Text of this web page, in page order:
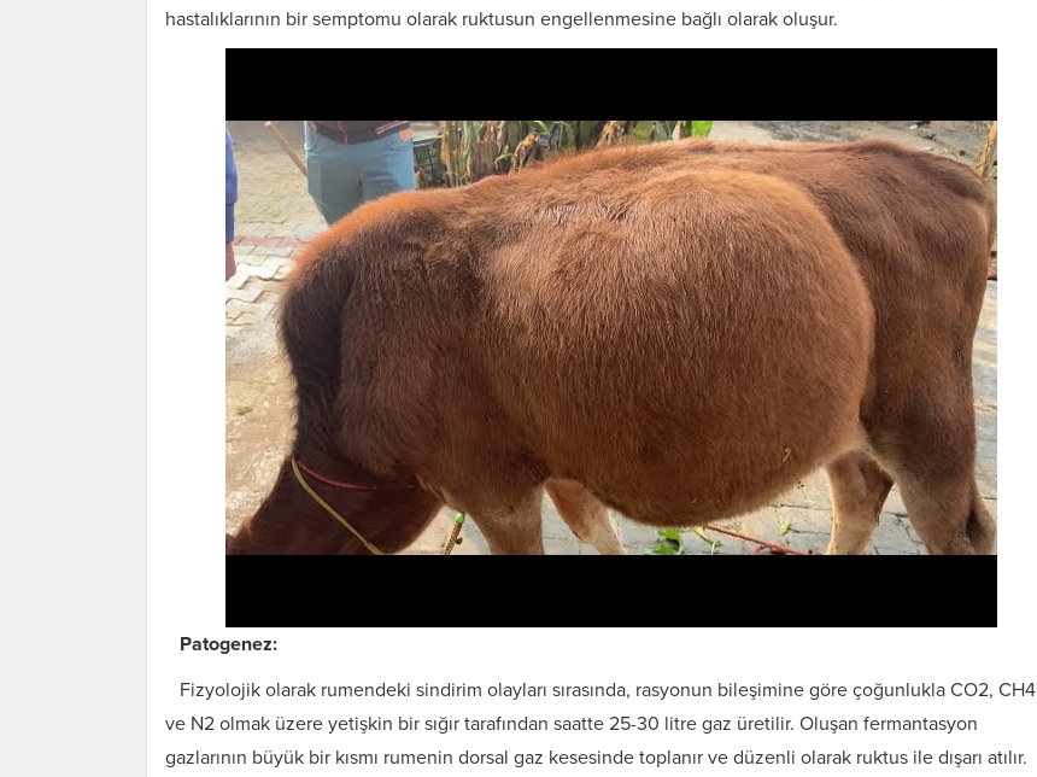
hastalıklarının bir semptomu olarak ruktusun engellenmesine bağlı olarak oluşur.
Patogenez:
Fizyolojik olarak rumendeki sindirim olayları sırasında, rasyonun bileşimine göre çoğunlukla CO2, CH4
ve N2 olmak üzere yetişkin bir sığır tarafından saatte 25-30 litre gaz üretilir. Oluşan fermantasyon
gazlarının büyük bir kısmı rumenin dorsal gaz kesesinde toplanır ve düzenli olarak ruktus ile dışarı atılır.